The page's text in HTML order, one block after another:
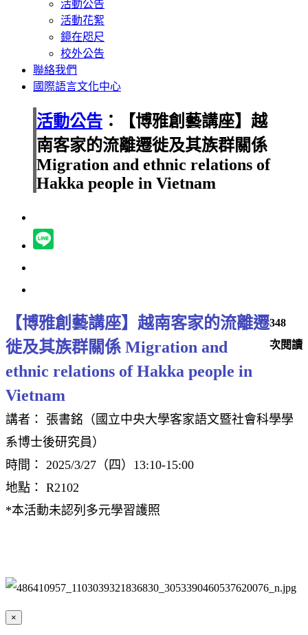
活動公告
活動花絮
鏡在咫尺
校外公告
聯絡我們
國際語言文化中心
活動公告 ：【博雅創藝講座】越
南客家的流離遷徙及其族群關係
Migration and ethnic relations of
Hakka people in Vietnam
348
次閱讀
【博雅創藝講座】越南客家的流離遷
徙及其族群關係 Migration and
ethnic relations of Hakka people in
Vietnam
講者： 張書銘（國立中央大學客家語文暨社會科學學
系博士後研究員）
時間： 2025/3/27（四）13:10-15:00
地點： R2102
*本活動未認列多元學習護照
×